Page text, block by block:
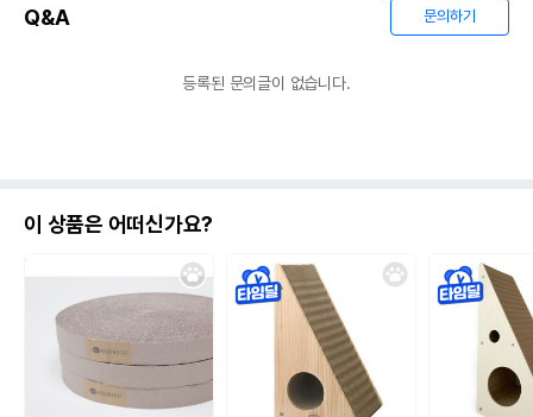
Q&A 문의하기
등록된 문의글이 없습니다.
이 상품은 어떠신가요?